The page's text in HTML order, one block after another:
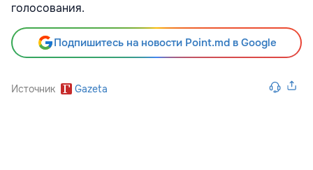
голосования.
Подпишитесь на новости Point.md в Google
Источник Gazeta